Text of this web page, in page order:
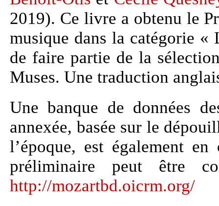
2019). Ce livre a obtenu le
musique dans la catégorie «
de faire partie de la
Muses. Une traduction
Une banque de données
annexée, basée sur le
l’époque, est également
préliminaire peut être
http://mozartbd.oicrm.org/